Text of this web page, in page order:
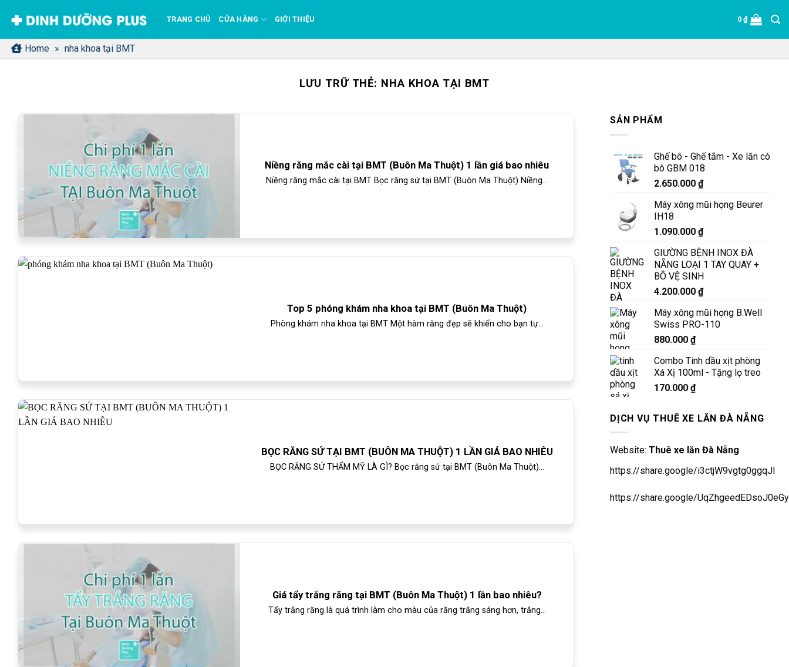
qua
nội
dung
TRANG CHỦ CỬA HÀNG GIỚI THIỆU 0₫
Home » nha khoa tại BMT
LƯU TRỮ THẺ: NHA KHOA TẠI BMT
Niềng răng mắc cài tại BMT (Buôn Ma Thuột) 1 lần giá bao nhiêu
Niềng răng mắc cài tại BMT Bọc răng sứ tại BMT (Buôn Ma Thuột) Niềng...
Top 5 phóng khám nha khoa tại BMT (Buôn Ma Thuột)
Phòng khám nha khoa tại BMT Một hàm răng đẹp sẽ khiến cho bạn tự...
BỌC RĂNG SỨ TẠI BMT (BUÔN MA THUỘT) 1 LẦN GIÁ BAO NHIÊU
BỌC RĂNG SỨ THẨM MỸ LÀ GÌ? Bọc răng sứ tại BMT (Buôn Ma Thuột)...
Giá tẩy trắng răng tại BMT (Buôn Ma Thuột) 1 lần bao nhiêu?
Tẩy trắng răng là quá trình làm cho màu của răng trắng sáng hơn, trắng...
SẢN PHẨM
Ghế bô - Ghế tắm - Xe lăn có
bô GBM 018
2.650.000 ₫
Máy xông mũi họng Beurer
IH18
1.090.000 ₫
GIƯỜNG BỆNH INOX ĐÀ
NẴNG LOẠI 1 TAY QUAY +
BÔ VỆ SINH
4.200.000 ₫
Máy xông mũi họng B.Well
Swiss PRO-110
880.000 ₫
Combo Tinh dầu xịt phòng
Xá Xị 100ml - Tặng lọ treo
170.000 ₫
DỊCH VỤ THUÊ XE LĂN ĐÀ NẴNG
Website: Thuê xe lăn Đà Nẵng
https://share.google/i3ctjW9vgtg0ggqJl
https://share.google/UqZhgeedEDsoJ0eGy